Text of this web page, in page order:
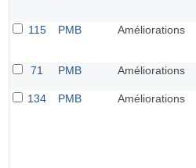
115 PMB Améliorations
71 PMB Améliorations
134 PMB Améliorations